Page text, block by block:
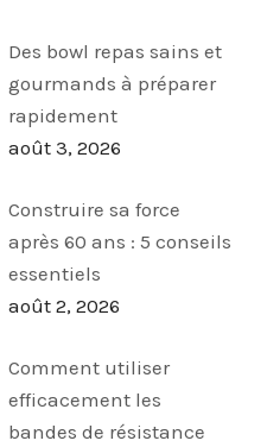
Des bowl repas sains et
gourmands à préparer
rapidement
août 3, 2026
Construire sa force
après 60 ans : 5 conseils
essentiels
août 2, 2026
Comment utiliser
efficacement les
bandes de résistance